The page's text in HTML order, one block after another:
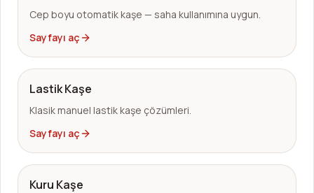
Cep boyu otomatik kaşe — saha kullanımına uygun.
Sayfayı aç
Lastik Kaşe
Klasik manuel lastik kaşe çözümleri.
Sayfayı aç
Kuru Kaşe